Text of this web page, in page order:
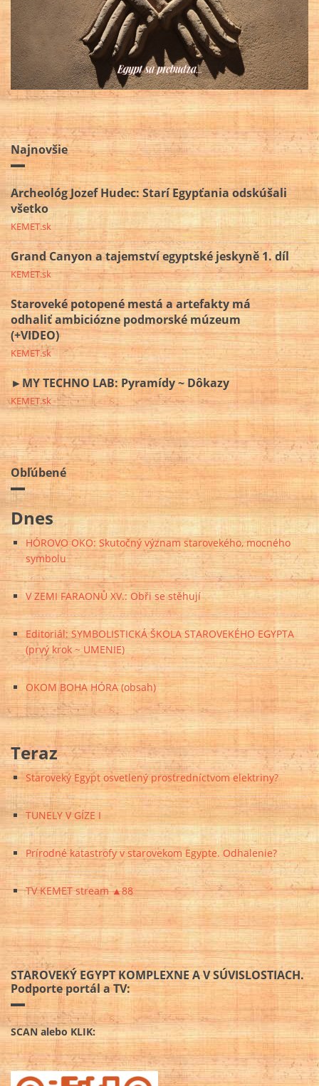
Najnovšie
Archeológ Jozef Hudec: Starí Egypťania odskúšali
všetko
KEMET.sk
Grand Canyon a tajemství egyptské jeskyně 1. díl
KEMET.sk
Staroveké potopené mestá a artefakty má
odhaliť ambiciózne podmorské múzeum
(+VIDEO)
KEMET.sk
►MY TECHNO LAB: Pyramídy ~ Dôkazy
KEMET.sk
Obľúbené
Dnes
HÓROVO OKO: Skutočný význam starovekého, mocného
symbolu
V ZEMI FARAONŮ XV.: Obři se stěhují
Editoriál: SYMBOLISTICKÁ ŠKOLA STAROVEKÉHO EGYPTA
(prvý krok ~ UMENIE)
OKOM BOHA HÓRA (obsah)
Teraz
Staroveký Egypt osvetlený prostredníctvom elektriny?
TUNELY V GÍZE I
Prírodné katastrofy v starovekom Egypte. Odhalenie?
TV KEMET stream ▲88
STAROVEKÝ EGYPT KOMPLEXNE A V SÚVISLOSTIACH.
Podporte portál a TV:
SCAN alebo KLIK: